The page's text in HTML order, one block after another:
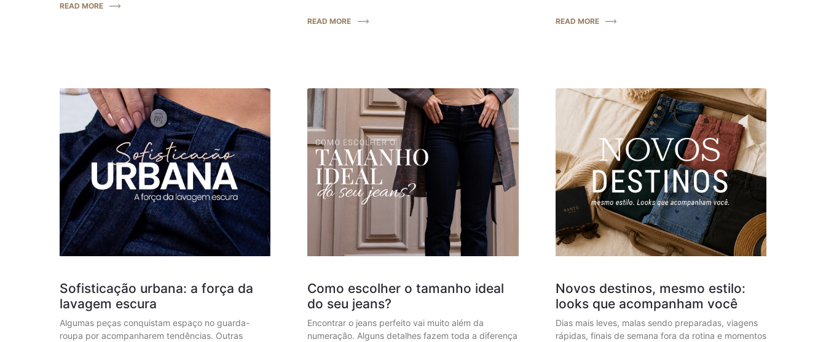
READ MORE
READ MORE READ MORE
Sofisticação urbana: a força da
lavagem escura
Algumas peças conquistam espaço no guarda-
roupa por acompanharem tendências. Outras
Como escolher o tamanho ideal
do seu jeans?
Encontrar o jeans perfeito vai muito além da
numeração. Alguns detalhes fazem toda a diferença
Novos destinos, mesmo estilo:
looks que acompanham você
Dias mais leves, malas sendo preparadas, viagens
rápidas, finais de semana fora da rotina e momentos